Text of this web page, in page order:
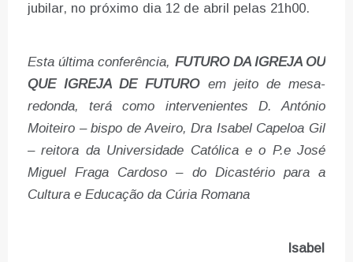
jubilar, no próximo dia 12 de abril pelas 21h00.
Esta última conferência, FUTURO DA IGREJA OU
QUE IGREJA DE FUTUROem jeito de mesa-
redonda, terá como intervenientes D. António
Moiteiro – bispo de Aveiro, Dra Isabel Capeloa Gil
– reitora da Universidade Católica e o P.e José
Miguel Fraga Cardoso – do Dicastério para a
Cultura e Educação da Cúria Romana
Isabel